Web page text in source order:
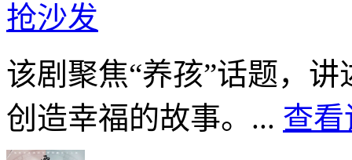
抢沙发
该剧聚焦“养孩”话题，
创造幸福的故事。... 查看